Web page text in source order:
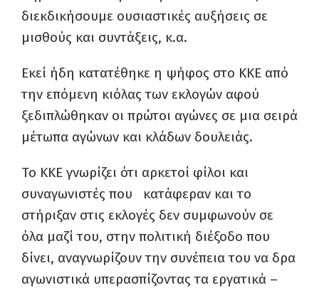
διεκδικήσουμε ουσιαστικές αυξήσεις σε
μισθούς και συντάξεις, κ.α.
Εκεί ήδη κατατέθηκε η ψήφος στο ΚΚΕ από
την επόμενη κιόλας των εκλογών αφού
ξεδιπλώθηκαν οι πρώτοι αγώνες σε μια σειρά
μέτωπα αγώνων και κλάδων δουλειάς.
Το ΚΚΕ γνωρίζει ότι αρκετοί φίλοι και
συναγωνιστές που κατάφεραν και το
στήριξαν στις εκλογές δεν συμφωνούν σε
όλα μαζί του, στην πολιτική διέξοδο που
δίνει, αναγνωρίζουν την συνέπεια του να δρα
αγωνιστικά υπερασπίζοντας τα εργατικά –